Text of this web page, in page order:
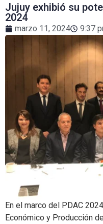
Jujuy exhibió su
2024
marzo 11, 2024 9:37
En el marco del PDAC
Económico y Producción